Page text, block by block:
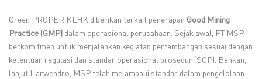
Green PROPER KLHK diberikan terkait penerapan Good Mining
Practice (GMP) dalam operasional perusahaan. Sejak awal, PT MSP
berkomitmen untuk menjalankan kegiatan pertambangan sesuai dengan
ketentuan regulasi dan standar operasional prosedur (SOP). Bahkan,
lanjut Harwendro, MSP telah melampaui standar dalam pengelolaan